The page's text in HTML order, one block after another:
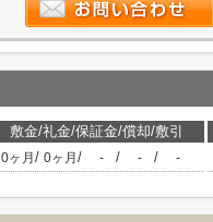
敷金/礼金/保証金/償却/敷引
0ヶ月 / 0ヶ月 / - / - / -